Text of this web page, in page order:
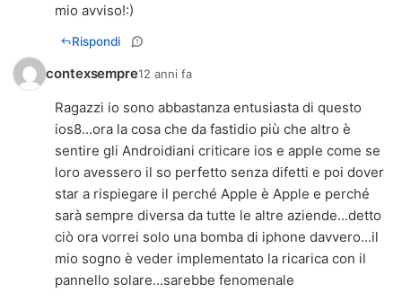
mio avviso!:)
Rispondi
contexsempre12 anni fa
Ragazzi io sono abbastanza entusiasta di questo
ios8...ora la cosa che da fastidio più che altro è
sentire gli Androidiani criticare ios e apple come se
loro avessero il so perfetto senza difetti e poi dover
star a rispiegare il perché Apple è Apple e perché
sarà sempre diversa da tutte le altre aziende...detto
ciò ora vorrei solo una bomba di iphone davvero...il
mio sogno è veder implementato la ricarica con il
pannello solare...sarebbe fenomenale